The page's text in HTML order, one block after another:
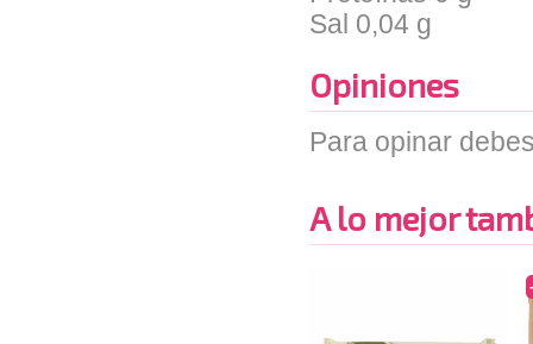
Sal 0,04 g
Opiniones
Para opinar
A lo mejor